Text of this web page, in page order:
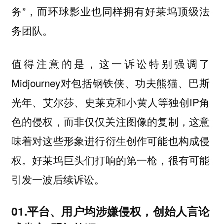
务”，而环球影业也同样拥有好莱坞顶级法
务团队。
值得注意的是，这一诉讼特别强调了
Midjourney对包括钢铁侠、功夫熊猫、巴斯
光年、艾尔莎、史莱克和小黄人等独创IP角
色的侵权，而非仅仅关注图像的复制，这意
味着对这些形象进行衍生创作可能也构成侵
权。好莱坞巨头们打响的第一枪，很有可能
引发一波后续诉讼。
01.平台、用户均涉嫌侵权，创始人言论